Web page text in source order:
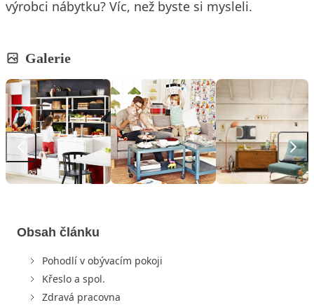
výrobci nábytku? Víc, než byste si mysleli.
Galerie
Obsah článku
Pohodlí v obývacím pokoji
Křeslo a spol.
Zdravá pracovna